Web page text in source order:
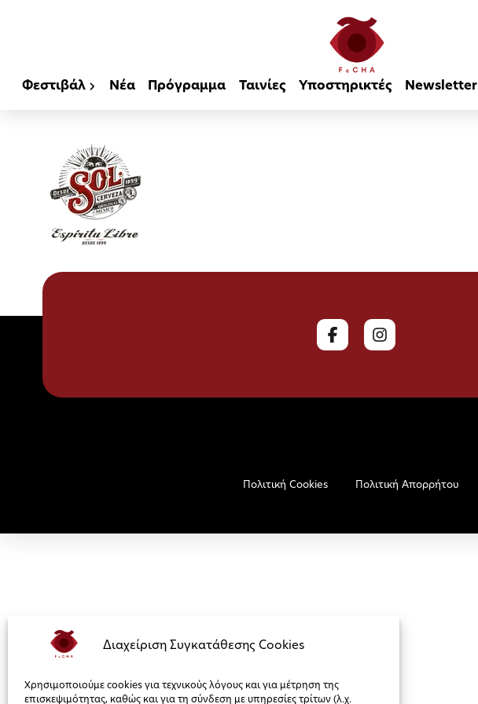
Διαχείριση Συγκατάθεσης Cookies
Χρησιμοποιούμε cookies για τεχνικούς λόγους και για μέτρηση της
επισκεψιμότητας, καθώς και για τη σύνδεση με υπηρεσίες τρίτων (λ.χ.
Φεστιβάλ Νέα Πρόγραμμα Ταινίες Υποστηρικτές Newsletter
Πολιτική Cookies Πολιτική Απορρήτου